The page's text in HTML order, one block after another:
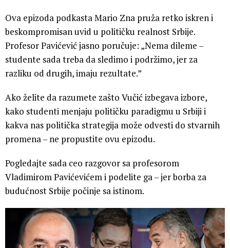
Ova epizoda podkasta Mario Zna pruža retko iskren i
beskompromisan uvid u političku realnost Srbije.
Profesor Pavićević jasno poručuje: „Nema dileme –
studente sada treba da sledimo i podržimo, jer za
razliku od drugih, imaju rezultate.”
Ako želite da razumete zašto Vučić izbegava izbore,
kako studenti menjaju političku paradigmu u Srbiji i
kakva nas politička strategija može odvesti do stvarnih
promena – ne propustite ovu epizodu.
Pogledajte sada ceo razgovor sa profesorom
Vladimirom Pavićevićem i podelite ga – jer borba za
budućnost Srbije počinje sa istinom.